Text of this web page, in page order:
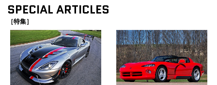
SPECIAL ARTICLES
［特集］